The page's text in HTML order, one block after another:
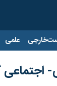
علمی